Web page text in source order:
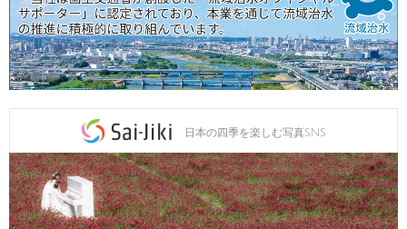
日本の四季を楽しむ写真SNS